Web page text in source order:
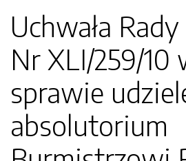
Uchwała
Nr XLI/259/10
sprawie
absolutorium